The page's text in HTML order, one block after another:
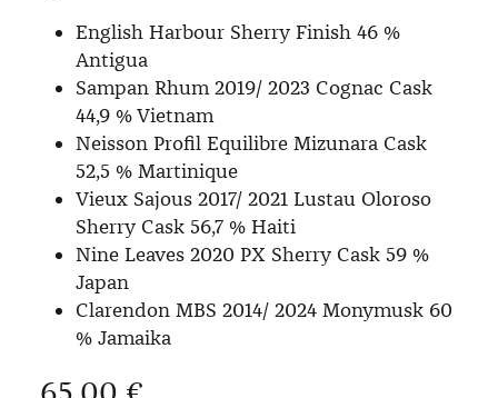
English Harbour Sherry Finish 46 %
Antigua
Sampan Rhum 2019/ 2023 Cognac Cask
44,9 % Vietnam
Neisson Profil Equilibre Mizunara Cask
52,5 % Martinique
Vieux Sajous 2017/ 2021 Lustau Oloroso
Sherry Cask 56,7 % Haiti
Nine Leaves 2020 PX Sherry Cask 59 %
Japan
Clarendon MBS 2014/ 2024 Monymusk 60
% Jamaika
Regulärer Preis: